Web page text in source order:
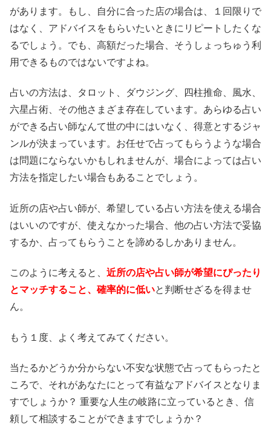
があります。もし、自分に合った店の場合は、１回限りで
はなく、アドバイスをもらいたいときにリピートしたくな
るでしょう。でも、高額だった場合、そうしょっちゅう利
用できるものではないですよね。
占いの方法は、タロット、ダウジング、四柱推命、風水、
六星占術、その他さまざま存在しています。あらゆる占い
ができる占い師なんて世の中にはいなく、得意とするジャ
ンルが決まっています。お任せで占ってもらうような場合
は問題にならないかもしれませんが、場合によっては占い
方法を指定したい場合もあることでしょう。
近所の店や占い師が、希望している占い方法を使える場合
はいいのですが、使えなかった場合、他の占い方法で妥協
するか、占ってもらうことを諦めるしかありません。
このように考えると、 近所の店や占い師が希望にぴったり
とマッチすること、確率的に低いと判断せざるを得ませ
ん。
もう１度、よく考えてみてください。
当たるかどうか分からない不安な状態で占ってもらったと
ころで、それがあなたにとって有益なアドバイスとなりま
すでしょうか？ 重要な人生の岐路に立っているとき、信
頼して相談することができますでしょうか？